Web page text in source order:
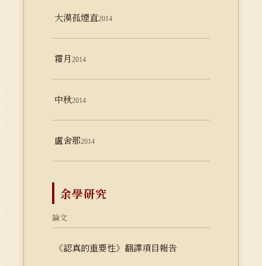
大漠孤煙直2014
霜月 2014
中秋2014
盧舍那2014
余學研究
論文
《認真的重要性》翻譯項目報告